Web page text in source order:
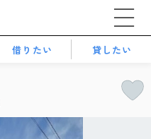
借りたい 貸したい